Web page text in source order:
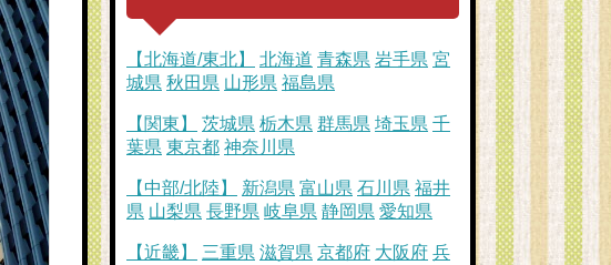
【北海道/東北】 北海道 青森県 岩手県 宮
城県 秋田県 山形県 福島県
【関東】 茨城県 栃木県 群馬県 埼玉県 千
葉県 東京都 神奈川県
【中部/北陸】 新潟県 富山県 石川県 福井
県 山梨県 長野県 岐阜県 静岡県 愛知県
【近畿】 三重県 滋賀県 京都府 大阪府 兵